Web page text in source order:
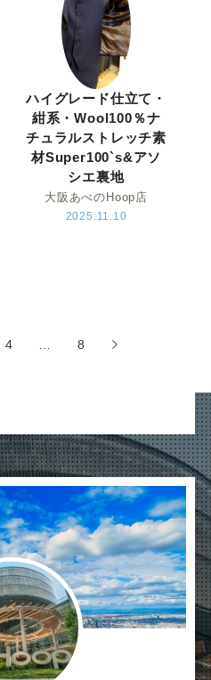
ハイグレード仕立て・
紺系・Wool100％ナ
チュラルストレッチ素
材Super100`s&アソ
シエ裏地
大阪あべのHoop店
2025.11.10
4 8